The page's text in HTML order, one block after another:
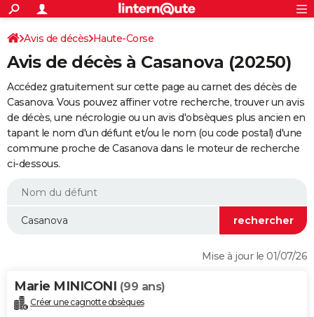
ACTUALITÉS
Politique
Société
Faits Divers
Education
Monde
Villes
+
SPORT
Coupe du monde 2026
Football
Tennis
Cyclisme
Rugby
Forum
Programme TV
TNT
Streaming
Cinéma
Sorties cinéma
Musique
+
FINANCE
Retraite
Epargne
Immobilier
Risques naturels par ville
Assurance
AUTO
Essais
Réserver un essai
Citadines
Berlines
SUV
Forum auto
+HIGH-TECH
BRICOLAGE
WEEK-END
Alimentation
Guide de la santé
Maladies
Médicaments
Sommeil
VOYAGE
Connexion
Avis de décès Haute-Corse
Avis de décès à Casanova (20250)
Accédez gratuitement sur cette page au carnet des décès de
Casanova. Vous pouvez affiner votre recherche, trouver un avis
de décès, une nécrologie ou un avis d'obsèques plus ancien en
tapant le nom d'un défunt et/ou le nom (ou code postal) d'une
commune proche de Casanova dans le moteur de recherche
ci-dessous.
Mise à jour le 01/07/26
Marie MINICONI (99 ans)
Créer une cagnotte obsèques